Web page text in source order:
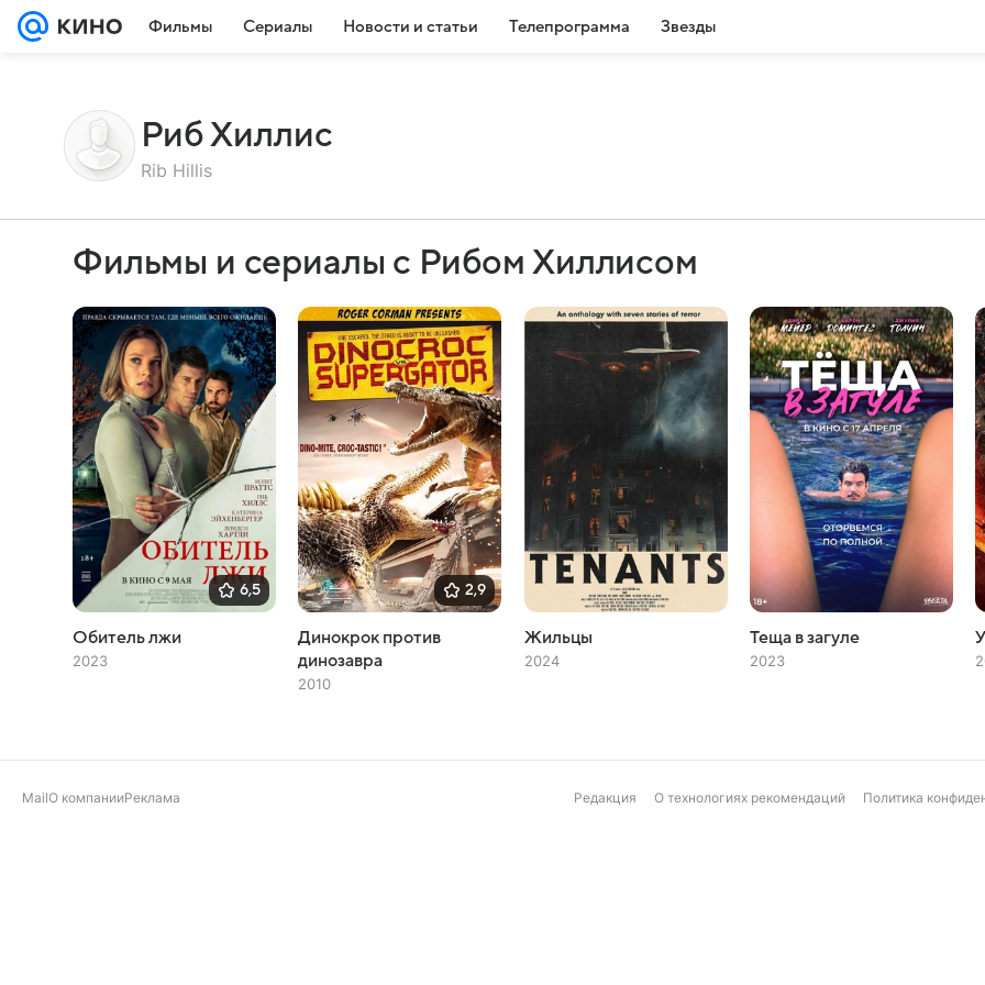
Фильмы Сериалы Новости и статьи Телепрограмма Звезды
Риб Хиллис
Rib Hillis
Фильмы и сериалы с Рибом Хиллисом
6,5
Обитель лжи
2023
2,9
Динокрок против
динозавра
2010
Жильцы
2024
Теща в загуле
2023
MailО компанииРеклама Редакция О технологиях рекомендаций Политика